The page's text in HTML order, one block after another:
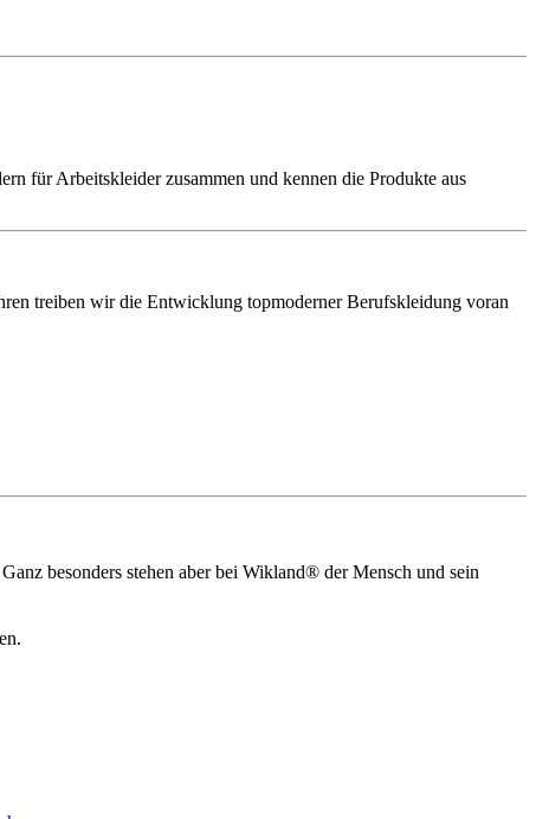
für Arbeitskleider zusammen und kennen die Produkte aus
treiben wir die Entwicklung topmoderner Berufskleidung voran
besonders stehen aber bei Wikland® der Mensch und sein